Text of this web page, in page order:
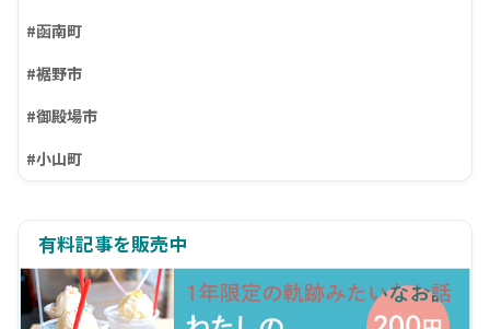
#函南町
#裾野市
#御殿場市
#小山町
有料記事を販売中